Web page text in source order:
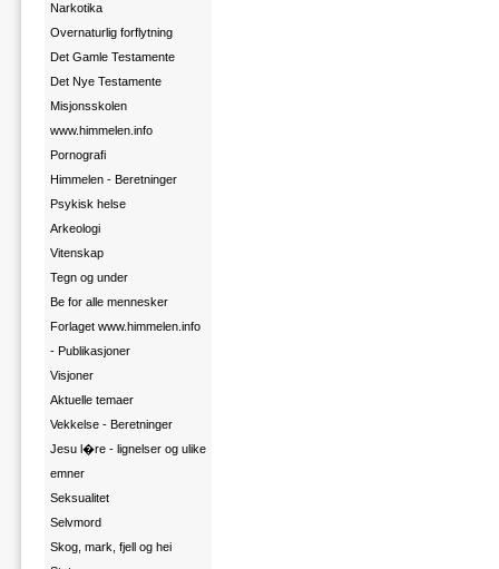
Narkotika
Overnaturlig forflytning
Det Gamle Testamente
Det Nye Testamente
Misjonsskolen
www.himmelen.info
Pornografi
Himmelen - Beretninger
Psykisk helse
Arkeologi
Vitenskap
Tegn og under
Be for alle mennesker
Forlaget www.himmelen.info
- Publikasjoner
Visjoner
Aktuelle temaer
Vekkelse - Beretninger
Jesu l�re - lignelser og ulike
emner
Seksualitet
Selvmord
Skog, mark, fjell og hei